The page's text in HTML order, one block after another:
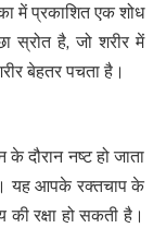
में प्रकाशित एक शोध
स्रोत है, जो शरीर में
बेहतर पचता है।
दौरान नष्ट हो जाता
यह आपके रक्तचाप के
रक्षा हो सकती है।